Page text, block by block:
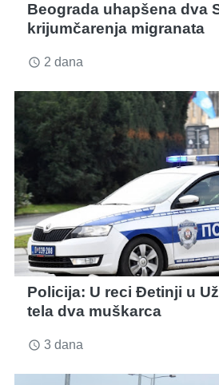
Beograda uhapšena dva
krijumčarenja migranata
access_time 2 dana
Policija: U reci Đetinji u
tela dva muškarca
access_time 3 dana